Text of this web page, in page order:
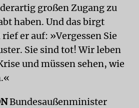
großen Zugang zu
haben. Und das birgt
er auf: »Vergessen Sie
Sie sind tot! Wir leben
und müssen sehen, wie
Bundesaußenminister